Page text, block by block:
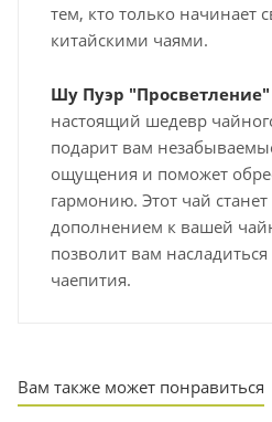
тем, кто только начинает
китайскими чаями.
Шу Пуэр "Просветление"
настоящий шедевр
подарит вам
ощущения и поможет
гармонию. Этот чай
дополнением к вашей
позволит вам
чаепития.
Вам также может понравиться